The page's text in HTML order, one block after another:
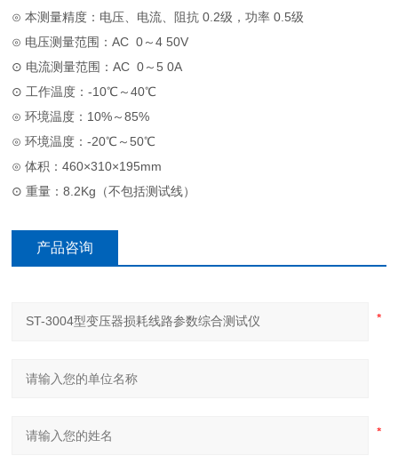
⊙ 本测量精度：电压、电流、阻抗 0.2级，功率 0.5级
⊙ 电压测量范围：AC 0～4 50V
⊙ 电流测量范围：AC 0～5 0A
⊙ 工作温度：-10℃～40℃
⊙ 环境温度：10%～85%
⊙ 环境温度：-20℃～50℃
⊙ 体积：460×310×195mm
⊙ 重量：8.2Kg（不包括测试线）
产品咨询